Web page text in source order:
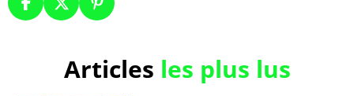
Articles les plus lus